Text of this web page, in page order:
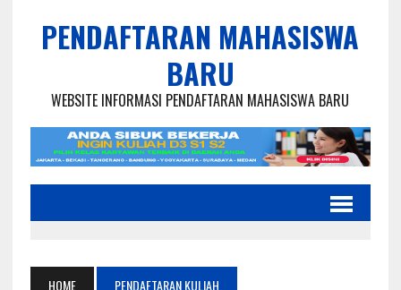
PENDAFTARAN MAHASISWA
BARU
WEBSITE INFORMASI PENDAFTARAN MAHASISWA BARU
HOME PENDAFTARAN KULIAH